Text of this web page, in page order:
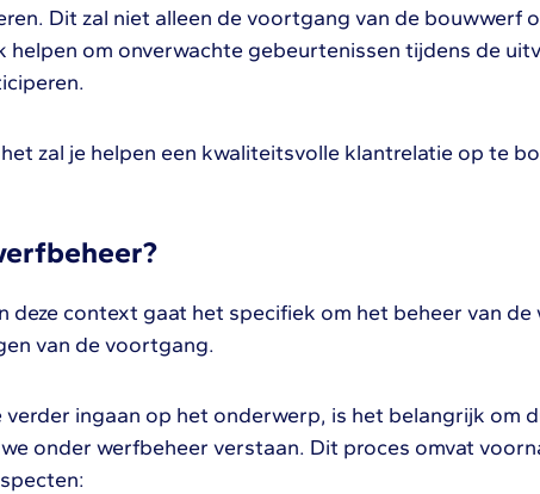
Dit zal niet alleen de voortgang van de bouwwerf
helpen om onverwachte gebeurtenissen tijdens de
zal je helpen een kwaliteitsvolle klantrelatie op te
deze context gaat het specifiek om het beheer van de
van de voortgang.
verder ingaan op het onderwerp, is het belangrijk om
onder werfbeheer verstaan. Dit proces omvat